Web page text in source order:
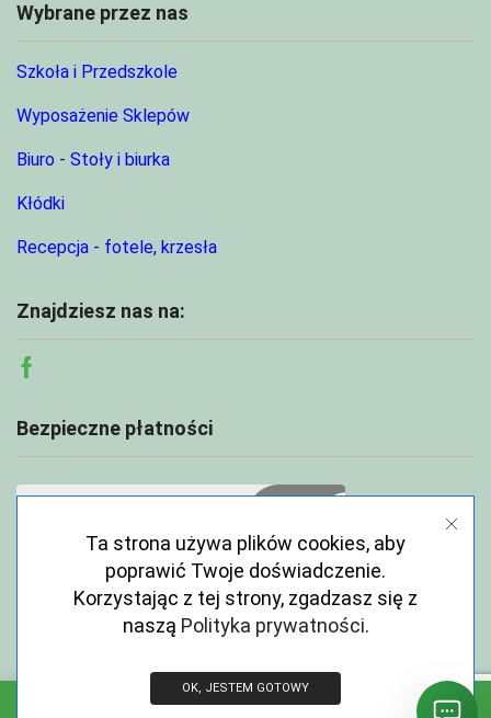
Wybrane przez nas
Szkoła i Przedszkole
Wyposażenie Sklepów
Biuro - Stoły i biurka
Kłódki
Recepcja - fotele, krzesła
Znajdziesz nas na:
Facebook
Bezpieczne płatności
Ta strona używa plików cookies, aby
poprawić Twoje doświadczenie.
Korzystając z tej strony, zgadzasz się z
naszą Polityka prywatności.
OK, JESTEM GOTOWY